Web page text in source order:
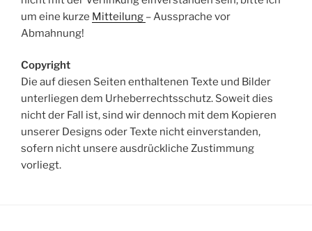
um eine kurze Mitteilung – Aussprache vor
Abmahnung!
Copyright
Die auf diesen Seiten enthaltenen Texte und Bilder
unterliegen dem Urheberrechtsschutz. Soweit dies
nicht der Fall ist, sind wir dennoch mit dem Kopieren
unserer Designs oder Texte nicht einverstanden,
sofern nicht unsere ausdrückliche Zustimmung
vorliegt.